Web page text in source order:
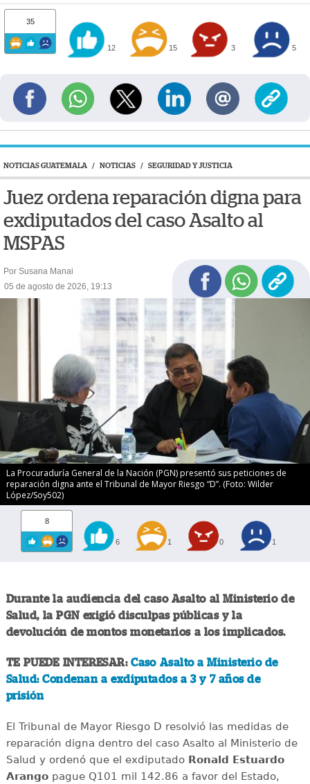
35
12 15 3 5
NOTICIAS GUATEMALA / NOTICIAS / SEGURIDAD Y JUSTICIA
Juez ordena reparación digna para
exdiputados del caso Asalto al
MSPAS
Por Susana Manai
05 de agosto de 2026, 19:13
La Procuraduría General de la Nación (PGN) presentó sus peticiones de
reparación digna ante el Tribunal de Mayor Riesgo “D”. (Foto: Wilder
López/Soy502)
8
6 1 0 1
Durante la audiencia del caso Asalto al Ministerio de
Salud, la PGN exigió disculpas públicas y la
devolución de montos monetarios a los implicados.
TE PUEDE INTERESAR:Caso Asalto a Ministerio de
Salud: Condenan a exdiputados a 3 y 7 años de
prisión
El Tribunal de Mayor Riesgo D resolvió las medidas de
reparación digna dentro del caso Asalto al Ministerio de
Salud y ordenó que el exdiputado Ronald Estuardo
Arangopague Q101 mil 142.86 a favor del Estado,